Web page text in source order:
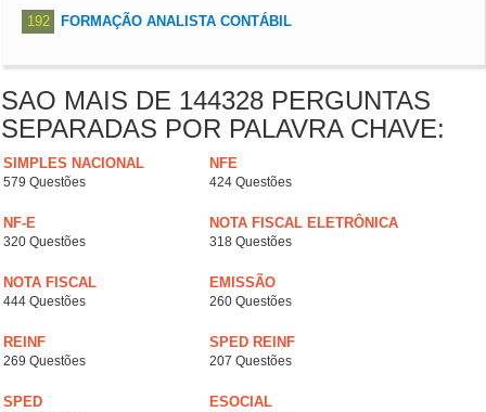
192 FORMAÇÃO ANALISTA CONTÁBIL
SAO MAIS DE 144328 PERGUNTAS
SEPARADAS POR PALAVRA CHAVE:
SIMPLES NACIONAL
579 Questões
NFE
424 Questões
NF-E
320 Questões
NOTA FISCAL ELETRÔNICA
318 Questões
NOTA FISCAL
444 Questões
EMISSÃO
260 Questões
REINF
269 Questões
SPED REINF
207 Questões
SPED ESOCIAL